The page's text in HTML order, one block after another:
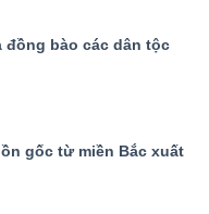
bào các dân tộc
gốc từ miền Bắc xuất